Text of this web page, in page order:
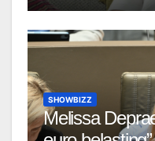
SHOWBIZZ
Melissa